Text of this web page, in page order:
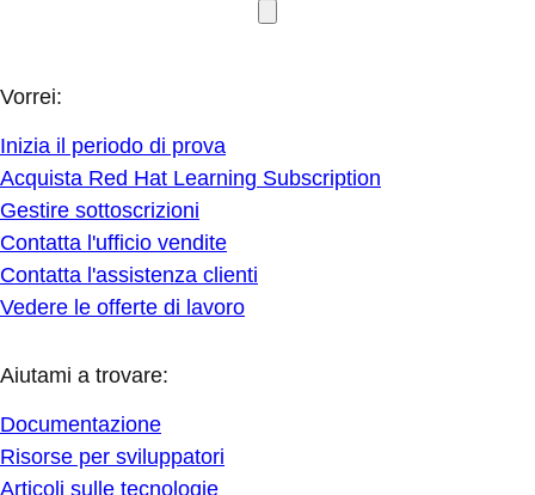
Vorrei:
Inizia il periodo di prova
Acquista Red Hat Learning Subscription
Gestire sottoscrizioni
Contatta l'ufficio vendite
Contatta l'assistenza clienti
Vedere le offerte di lavoro
Aiutami a trovare:
Documentazione
Risorse per sviluppatori
Articoli sulle tecnologie